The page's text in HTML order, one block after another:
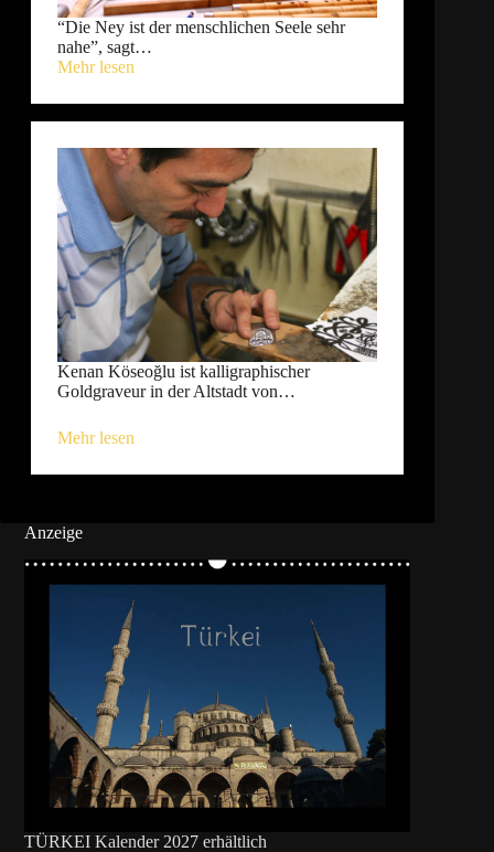
“Die Ney ist der menschlichen Seele sehr
nahe”, sagt…
Mehr lesen
Kenan Köseoğlu ist kalligraphischer
Goldgraveur in der Altstadt von…
Mehr lesen
Anzeige
TÜRKEI Kalender 2027 erhältlich